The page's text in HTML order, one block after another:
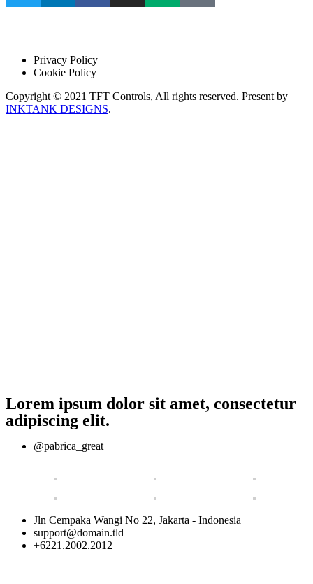
Privacy Policy
Cookie Policy
Copyright © 2021 TFT Controls, All rights reserved. Present by
INKTANK DESIGNS.
Lorem ipsum dolor sit amet, consectetur
adipiscing elit.
@pabrica_great
Jln Cempaka Wangi No 22, Jakarta - Indonesia
support@domain.tld
+6221.2002.2012